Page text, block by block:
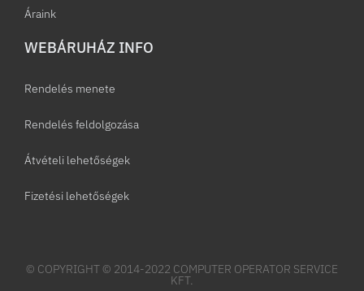
Áraink
WEBÁRUHÁZ INFO
Rendelés menete
Rendelés feldolgozása
Átvételi lehetőségek
Fizetési lehetőségek
© COPYRIGHT © 2014-2022 COMPUTER OPERATOR SERVICE
KFT.